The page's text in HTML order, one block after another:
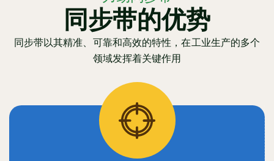
同步带的优势
同步带以其精准、可靠和高效的特性，在工业生产的多个
领域发挥着关键作用